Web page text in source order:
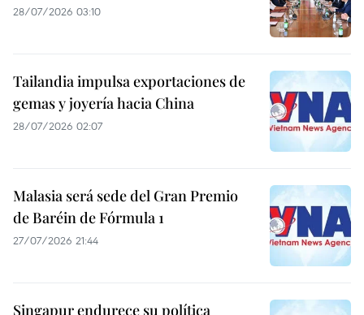
28/07/2026 03:10
Tailandia impulsa exportaciones de
gemas y joyería hacia China
28/07/2026 02:07
Malasia será sede del Gran Premio
de Baréin de Fórmula 1
27/07/2026 21:44
Singapur endurece su política